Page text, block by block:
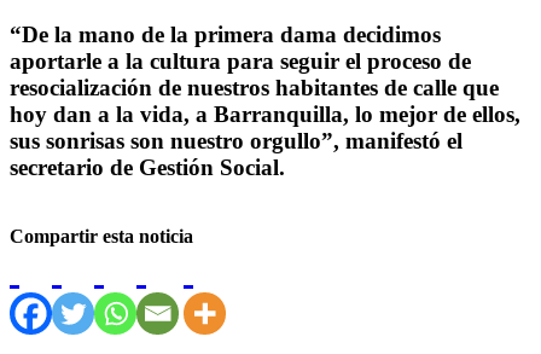
“De la mano de la primera dama decidimos
aportarle a la cultura para seguir el proceso de
resocialización de nuestros habitantes de calle que
hoy dan a la vida, a Barranquilla, lo mejor de ellos,
sus sonrisas son nuestro orgullo”, manifestó el
secretario de Gestión Social.
Compartir esta noticia